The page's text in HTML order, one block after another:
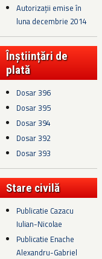
Autorizații emise în
luna decembrie 2014
Înștiințări de
plată
Dosar 396
Dosar 395
Dosar 394
Dosar 392
Dosar 393
Stare civilă
Publicatie Cazacu
Iulian-Nicolae
Publicatie Enache
Alexandru-Gabriel